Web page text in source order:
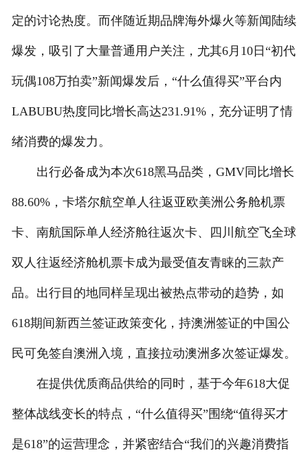
定的讨论热度。而伴随近期品牌海外爆火等新闻陆续
爆发，吸引了大量普通用户关注，尤其6月10日“初代
玩偶108万拍卖”新闻爆发后，“什么值得买”平台内
LABUBU热度同比增长高达231.91%，充分证明了情
绪消费的爆发力。
出行必备成为本次618黑马品类，GMV同比增长
88.60%，卡塔尔航空单人往返亚欧美洲公务舱机票
卡、南航国际单人经济舱往返次卡、四川航空飞全球
双人往返经济舱机票卡成为最受值友青睐的三款产
品。出行目的地同样呈现出被热点带动的趋势，如
618期间新西兰签证政策变化，持澳洲签证的中国公
民可免签自澳洲入境，直接拉动澳洲多次签证爆发。
在提供优质商品供给的同时，基于今年618大促
整体战线变长的特点，“什么值得买”围绕“值得买才
是618”的运营理念，并紧密结合“我们的兴趣消费指